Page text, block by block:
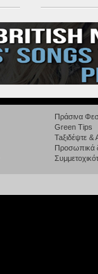
Πράσινα
Green Tips
Taξιδέψτε
Προσωπικά